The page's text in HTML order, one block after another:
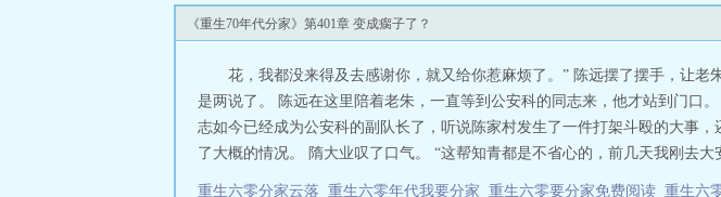
《重生70年代分家》第401章 变成瘸子了？
花，我都没来得及去感谢你，就又给你惹麻烦了。” 陈远摆了摆手，让
是两说了。 陈远在这里陪着老朱，一直等到公安科的同志来，他才站到门口
志如今已经成为公安科的副队长了，听说陈家村发生了一件打架斗殴的大事
了大概的情况。 隋大业叹了口气。 “这帮知青都是不省心的，前几天我刚去
重生六零分家云落 重生六零年代我要分家 重生六零要分家免费阅读 重生六